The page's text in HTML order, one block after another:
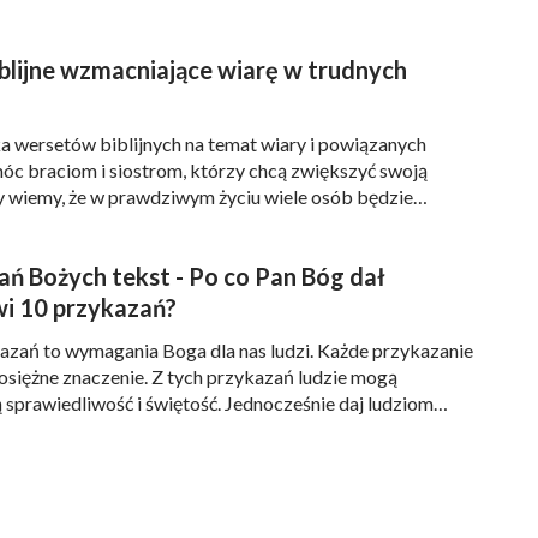
dla życia; jeżeli nie możesz uzyskać
prawdy i tak oprócz wyobrażeń i pojęć,
tylko twoim ciałem, twoim cuchnącym
jako życie, zapisy historii nie mogą być
nie mogą służyć jako wyjaśnienie
to, co Bóg wyraża, gdy przychodzi na
Bożą wolą i Jego obecnym sposobem
wzmacniające wiarę w trudnych
wersetów biblijnych na temat wiary i powiązanych
braciom i siostrom, którzy chcą zwiększyć swoją
wiemy, że w prawdziwym życiu wiele osób będzie
głód i inwazje szkodników. […]
Bożych tekst - Po co Pan Bóg dał
10 przykazań?
to wymagania Boga dla nas ludzi. Każde przykazanie
znaczenie. Z tych przykazań ludzie mogą
sprawiedliwość i świętość. Jednocześnie daj ludziom